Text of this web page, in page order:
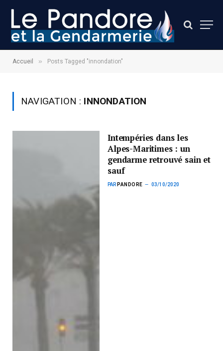
Accueil » Posts Tagged "innondation"
NAVIGATION : INNONDATION
Intempéries dans les
Alpes-Maritimes : un
gendarme retrouvé sain et
sauf
PAR PANDORE 03/10/2020